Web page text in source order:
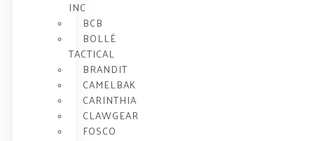
INC
BCB
BOLLÉ
TACTICAL
BRANDIT
CAMELBAK
CARINTHIA
CLAWGEAR
FOSCO